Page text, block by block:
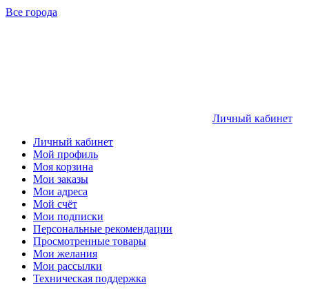
Все города
Личный кабинет
Личный кабинет
Мой профиль
Моя корзина
Мои заказы
Мои адреса
Мой счёт
Мои подписки
Персональные рекомендации
Просмотренные товары
Мои желания
Мои рассылки
Техническая поддержка